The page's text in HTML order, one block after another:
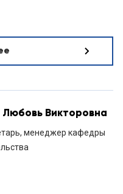
Викторовна
менеджер кафедры